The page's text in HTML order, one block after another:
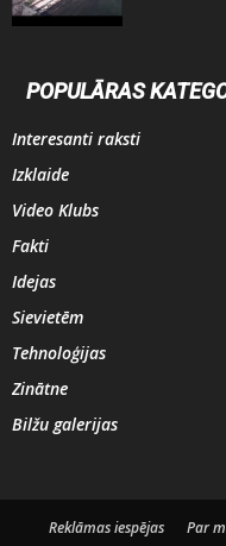
POPULĀRAS
Interesanti raksti
Izklaide
Video Klubs
Fakti
Idejas
Sievietēm
Tehnoloģijas
Zinātne
Bilžu galerijas
Reklāmas iespējas Par